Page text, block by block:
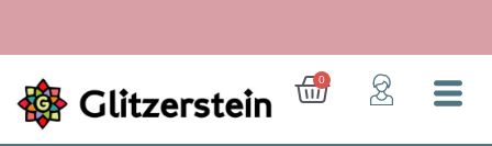
springen
Ab 50 Euro: Gratis-Versand (D)
0
Warenkorb